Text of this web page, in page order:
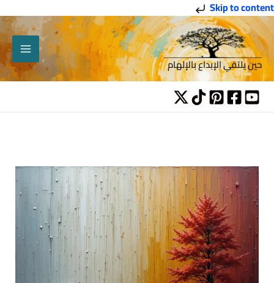
Skip to content
تخطي
إلى
المحتوى
حين يلتقي الإبداع بالإلهام